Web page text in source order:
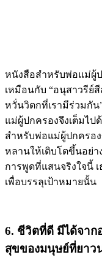
หนังสือสำหรับพ่อแม่ผู้
เหมือนกับ “อนุสาวรีย์
หวั่นวิตกที่เรามีร่วมกัน
แม่ผู้ปกครองจึงเต็มไป
สำหรับพ่อแม่ผู้ปกครอ
หลานให้เติบโตขึ้นอย่า
การพูดที่แสนจริงใจนี้
เพื่อบรรลุเป้าหมายนั้น
6. ชีวิตที่ดี มีได้จาก
สุขของมนุษย์ที่ยาว